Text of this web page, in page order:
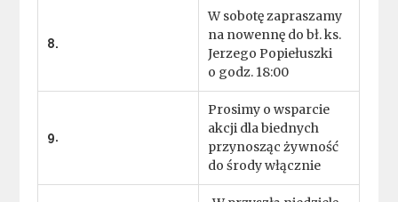
8.
W sobotę zapraszamy
na nowennę do bł. ks.
Jerzego Popiełuszki
o godz. 18:00
9.
Prosimy o wsparcie
akcji dla biednych
przynosząc żywność
do środy włącznie